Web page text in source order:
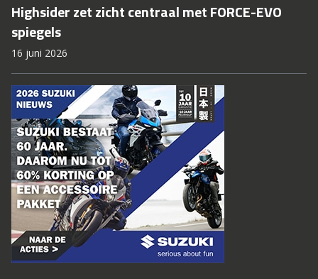
Highsider zet zicht centraal met FORCE-EVO
spiegels
16 juni 2026